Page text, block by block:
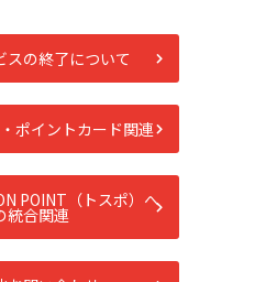
スの終了について
ポイントカード関連
POINT（トスポ）へ
統合関連